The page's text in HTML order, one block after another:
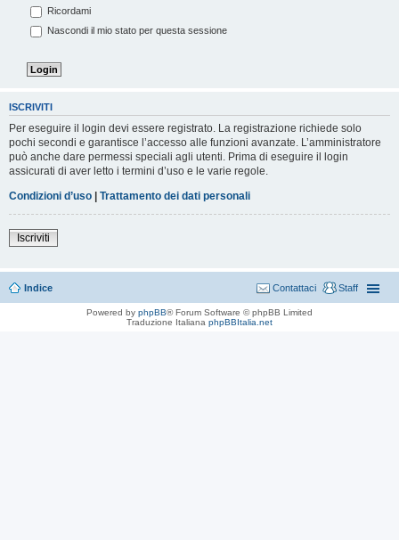
Ricordami
Nascondi il mio stato per questa sessione
ISCRIVITI
Per eseguire il login devi essere registrato. La registrazione richiede solo
pochi secondi e garantisce l’accesso alle funzioni avanzate. L’amministratore
può anche dare permessi speciali agli utenti. Prima di eseguire il login
assicurati di aver letto i termini d’uso e le varie regole.
Condizioni d’uso | Trattamento dei dati personali
Iscriviti
Indice Staff
Contattaci
Powered by phpBB® Forum Software © phpBB Limited
Traduzione Italiana phpBBItalia.net